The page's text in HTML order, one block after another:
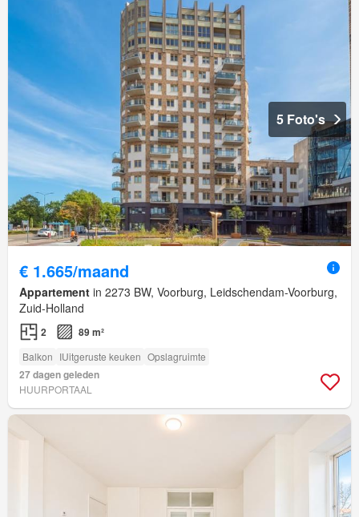
5 Foto's
€ 1.665/maand
Appartement in 2273 BW, Voorburg, Leidschendam-Voorburg,
Zuid-Holland
2 89 m²
Balkon IUitgeruste keuken Opslagruimte
27 dagen geleden
HUURPORTAAL